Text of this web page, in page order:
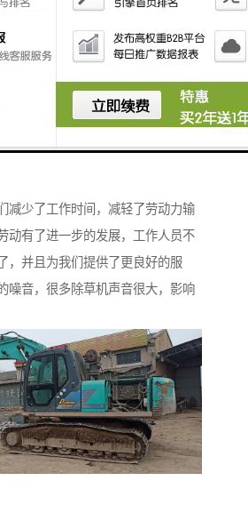
减少了工作时间，减轻了劳动力输
动有了进一步的发展，工作人员不
，并且为我们提供了更良好的服
噪音，很多除草机声音很大，影响